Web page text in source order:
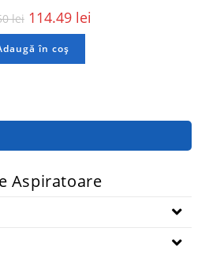
lei 114.49 lei
în coș
Aspiratoare